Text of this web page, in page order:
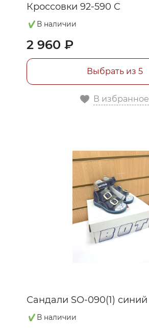
Кроссовки 92-590 C
В наличии
2 960 ₽
Выбрать из 5
В избранное
Сандали SO-090(1) синий
В наличии